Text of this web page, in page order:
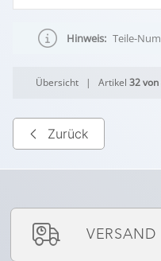
Hinweis: Teile-
Übersicht | Artikel32 von
Zurück
VERSAND